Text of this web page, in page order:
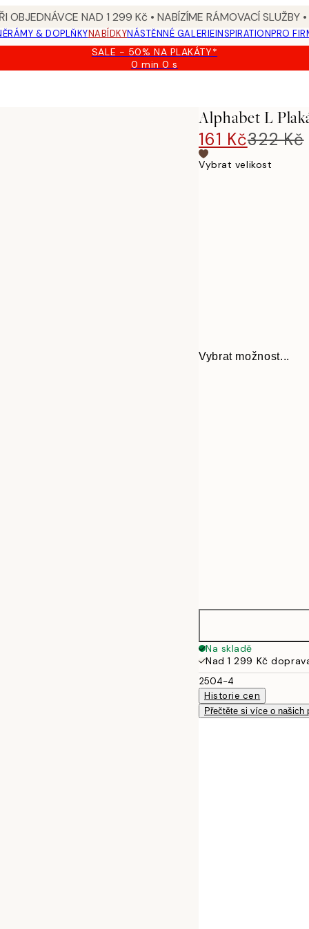
OBJEDNÁVCE NAD 1 299 Kč • NABÍZÍME RÁMOVACÍ SLUŽBY
RÁMY & DOPLŇKYNABÍDKYNÁSTĚNNÉ GALERIEINSPIRATIONPRO
SALE - 50% NA PLAKÁTY*
0 min0 s
Platné
Alphabet L
161 Kč322 Kč
Vybrat velikost
Vybrat možnost...
Na skladě
Nad 1 299 Kč
2504-4
Historie cen
Přečtěte si více o našich